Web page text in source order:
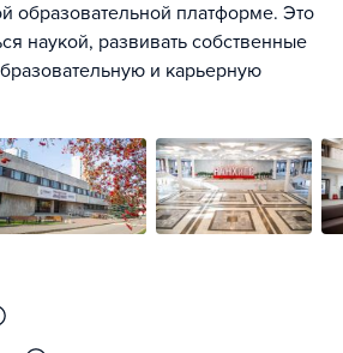
образовательной платформе. Это
наукой, развивать собственные
и карьерную